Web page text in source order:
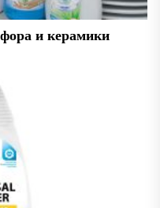
и керамики